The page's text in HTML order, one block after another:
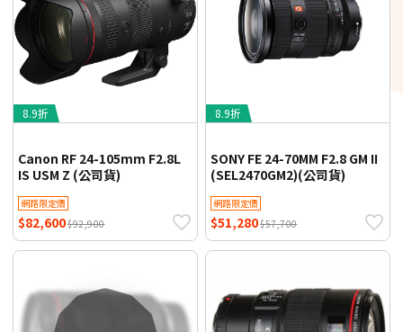
8.9折
Canon RF 24-105mm F2.8L
IS USM Z (公司貨)
網路限定價
$82,600$92,900
8.9折
SONY FE 24-70MM F2.8 GM II
(SEL2470GM2)(公司貨)
網路限定價
$51,280$57,700